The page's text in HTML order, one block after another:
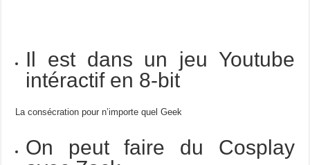
Il est dans un jeu Youtube
intéractif en 8-bit
La consécration pour n’importe quel Geek
On peut faire du Cosplay